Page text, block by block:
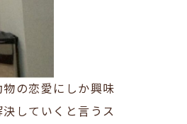
の恋愛にしか興味
していくと言うス